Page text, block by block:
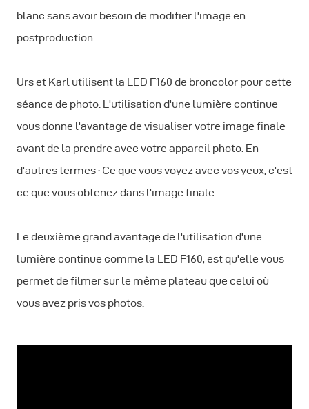
blanc sans avoir besoin de modifier l'image en
postproduction.
Urs et Karl utilisent la LED F160 de broncolor pour cette
séance de photo. L'utilisation d'une lumière continue
vous donne l'avantage de visualiser votre image finale
avant de la prendre avec votre appareil photo. En
d'autres termes : Ce que vous voyez avec vos yeux, c'est
ce que vous obtenez dans l'image finale.
Le deuxième grand avantage de l'utilisation d'une
lumière continue comme la LED F160, est qu'elle vous
permet de filmer sur le même plateau que celui où
vous avez pris vos photos.